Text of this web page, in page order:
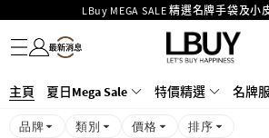
LBuy MEGA SALE 精選名牌手袋及小
Goyard Hobo / Hobo Mini人氣限量特別版
LBuy呈獻 - Hermès 及 Chanel 手袋及首飾原
426號舖！
MOKO 1樓175號鋪旗艦店特設名牌Hermès
購物滿HKD500即享免運費！
名牌服飾
潮流服飾
童裝
護膚美妝
香水香薰
個人護理
母嬰護理
遊戲及精品玩具
文儀用品
家居生活
電子產品
美食
醫藥保健
運動與戶外用品
主頁 夏日Mega Sale 特價精選 名牌
品牌 類別 價格 排序